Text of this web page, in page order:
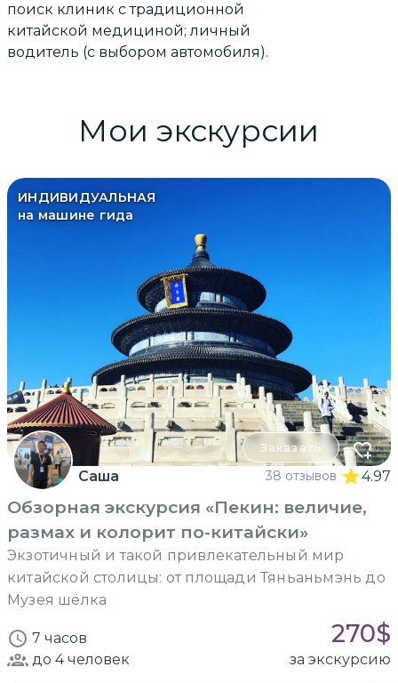
поиск клиник с традиционной
китайской медициной; личный
водитель (с выбором автомобиля).
Мои экскурсии
ИНДИВИДУАЛЬНАЯ
на машине гида
Заказать
Саша 38 отзывов 4.97
Обзорная экскурсия «Пекин: величие,
размах и колорит по-китайски»
Экзотичный и такой привлекательный мир
китайской столицы: от площади Тяньаньмэнь до
Музея шёлка
7 часов 270$
до 4человек за экскурсию